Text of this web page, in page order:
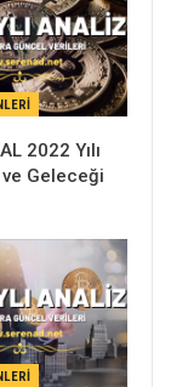
2022 Yılı
Geleceği